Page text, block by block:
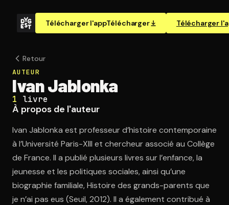
Télécharger l'appTélécharger Télécharger
Retour
AUTEUR
Ivan Jablonka
1 livre
À propos de l'auteur
Ivan Jablonka est professeur d’histoire contemporaine
à l’Université Paris-XIII et chercheur associé au Collège
de France. Il a publié plusieurs livres sur l’enfance, la
jeunesse et les politiques sociales, ainsi qu’une
biographie familiale, Histoire des grands-parents que
je n’ai pas eus (Seuil, 2012). Il a également contribué à